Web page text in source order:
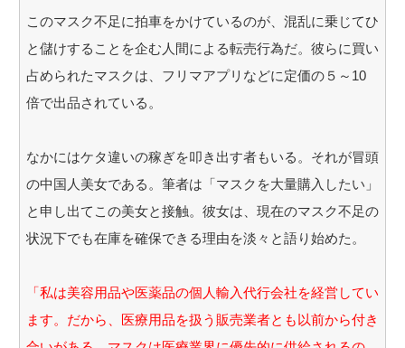
このマスク不足に拍車をかけているのが、混乱に乗じてひ
と儲けすることを企む人間による転売行為だ。彼らに買い
占められたマスクは、フリマアプリなどに定価の５～10
倍で出品されている。
なかにはケタ違いの稼ぎを叩き出す者もいる。それが冒頭
の中国人美女である。筆者は「マスクを大量購入したい」
と申し出てこの美女と接触。彼女は、現在のマスク不足の
状況下でも在庫を確保できる理由を淡々と語り始めた。
「私は美容用品や医薬品の個人輸入代行会社を経営してい
ます。だから、医療用品を扱う販売業者とも以前から付き